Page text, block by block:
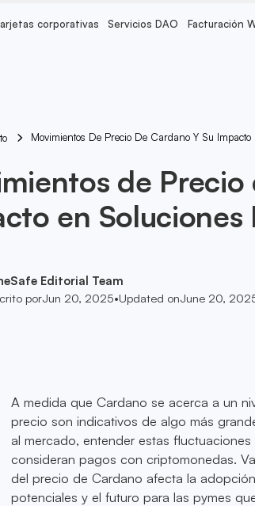
corporativas Servicios DAO Facturación
Movimientos De Precio De Cardano Y Su
de Precio
en
Editorial Team
porJun 20, 2025•Updated onJune 20,
A medida que Cardano se acerca a un
precio son indicativos de algo más
al mercado, entender estas
consideran pagos con criptomonedas.
del precio de Cardano afecta la
potenciales y el futuro para las pymes